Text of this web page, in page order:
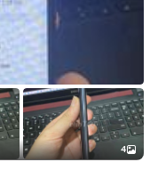
4